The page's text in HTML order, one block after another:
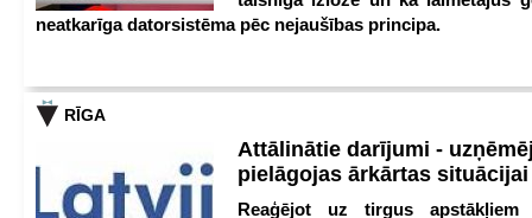
neatkarīga datorsistēma pēc nejaušības principa.
RĪGA
Attālinātie darījumi -
pielāgojas ārkārtas
Reaģējot uz tirgus apstākļiem